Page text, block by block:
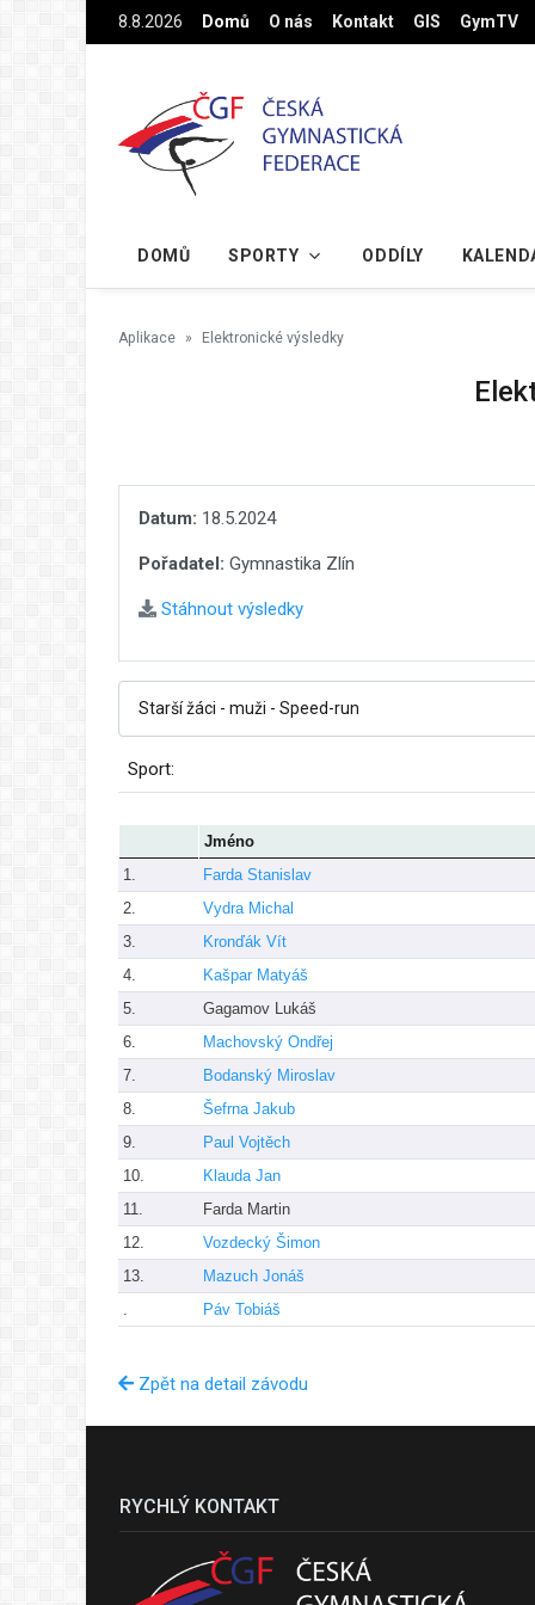
Na hlavní obsah8.8.2026 Domů O nás Kontakt GIS GymTV
DOMŮ SPORTY ODDÍLY
Aplikace Elektronické výsledky
Datum: 18.5.2024
Pořadatel: Gymnastika Zlín
Stáhnout výsledky
Sport:
Jméno
1.
Farda Stanislav
2.
Vydra Michal
3.
Kronďák Vít
4.
Kašpar Matyáš
5.
Gagamov Lukáš
6.
Machovský Ondřej
7.
Bodanský Miroslav
8.
Šefrna Jakub
9.
Paul Vojtěch
10.
Klauda Jan
11.
Farda Martin
12.
Vozdecký Šimon
13.
Mazuch Jonáš
Páv Tobiáš
Zpět na detail závodu
RYCHLÝ KONTAKT